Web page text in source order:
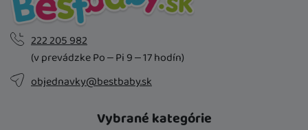
222 205 982
(v prevádzke Po – Pi 9 – 17 hodín)
objednavky@bestbaby.sk
Vybrané kategórie